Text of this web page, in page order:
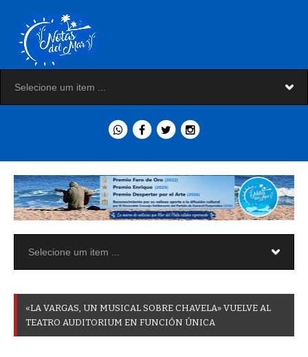
«LA VARGAS UN MUSICAL SOBRE CHAVELA» VUELVE AL
TEATRO AUDITORIUM EN FUNCIÓN ÚNICA